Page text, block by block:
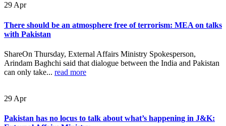
29 Apr
There should be an atmosphere free of terrorism: MEA on talks
with Pakistan
ShareOn Thursday, External Affairs Ministry Spokesperson,
Arindam Baghchi said that dialogue between the India and Pakistan
can only take... read more
29 Apr
Pakistan has no locus to talk about what’s happening in J&K: